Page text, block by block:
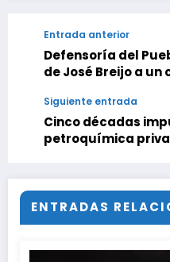
Entrada anterior
Defensoría del
de José Breijo a
Siguiente entrada
Cinco décadas
petroquímica
ENTRADAS